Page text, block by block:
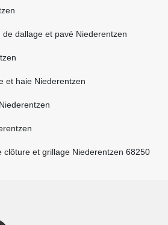
de dallage et pavé Niederentzen
et haie Niederentzen
clôture et grillage Niederentzen 68250